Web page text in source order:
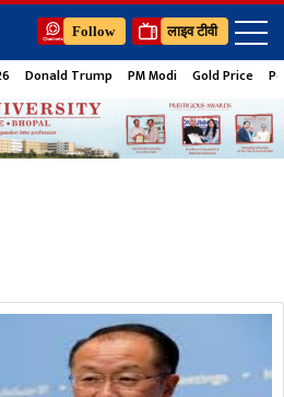
Follow लाइव टीवी
Donald Trump PM Modi Gold Price